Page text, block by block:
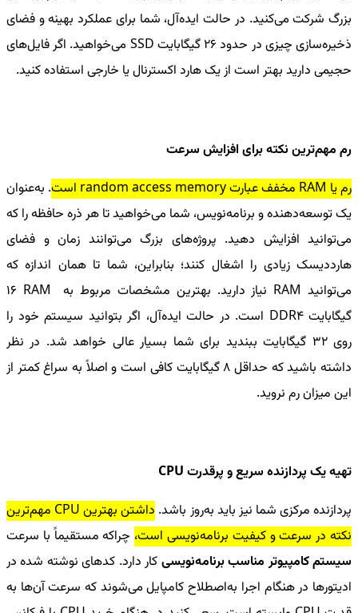
بزرگ شرکت می‌کنید. در حالت ایده‌آل، شما برای عملکرد بهینه و فضای
ذخیره‌سازی چیزی در حدود 26 گیگابایت
SSD می‌خواهید. اگر فایل‌های
حجیمی دارید بهتر است از یک هارد اکسترنال یا خارجی استفاده کنید.
رم مهم‌ترین نکته برای افزایش سرعت
رم یا RAM مخفف عبارتrandom access memory است. به‌عنوان
یک توسعه‌دهنده و برنامه‌نویس، شما می‌خواهید تا هر ذره حافظه را که
می‌توانید افزایش دهید. پروژه‌های بزرگ می‌توانند زمان و فضای
هارددیسک زیادی را اشغال کنند؛ بنابراین، شما تا همان اندازه که
می‌توانید RAM نیاز دارید. بهترین مشخصات مربوط به RAM
16
گیگابایتDDR4 است. در حالت ایده‌آل، اگر بتوانید سیستم خود را
روی 32 گیگابایت ببندید برای شما بسیار عالی خواهد شد. در نظر
داشته باشید که حداقل 8 گیگابایت کافی است و اصلاً به سراغ کمتر از
این میزان رم نروید.
تهیه یک پردازنده سریع و پرقدرت CPU
پردازنده مرکزی شما نیز باید به‌روز باشد. داشتن بهترین CPU مهم‌ترین
نکته در سرعت و کیفیت برنامه‌نویسی است، چراکه مستقیماً با سرعت
سیستم کامپیوتر مناسب برنامه‌نویسی کار دارد. کدهای نوشته شده در
ادیتورها در هنگام اجرا به‌اصطلاح کامپایل می‌شوند که سرعت آن‌ها به